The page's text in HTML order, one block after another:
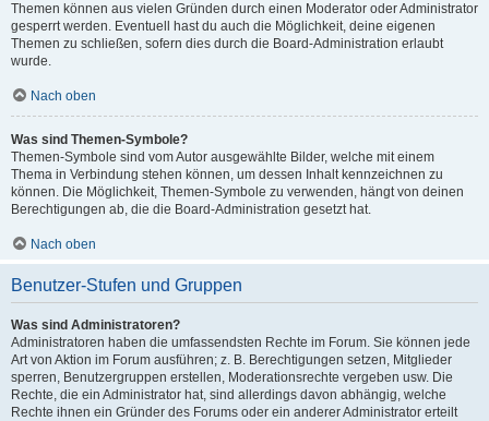
Themen können aus vielen Gründen durch einen Moderator oder Administrator
gesperrt werden. Eventuell hast du auch die Möglichkeit, deine eigenen
Themen zu schließen, sofern dies durch die Board-Administration erlaubt
wurde.
Nach oben
Was sind Themen-Symbole?
Themen-Symbole sind vom Autor ausgewählte Bilder, welche mit einem
Thema in Verbindung stehen können, um dessen Inhalt kennzeichnen zu
können. Die Möglichkeit, Themen-Symbole zu verwenden, hängt von deinen
Berechtigungen ab, die die Board-Administration gesetzt hat.
Nach oben
Benutzer-Stufen und Gruppen
Was sind Administratoren?
Administratoren haben die umfassendsten Rechte im Forum. Sie können jede
Art von Aktion im Forum ausführen; z. B. Berechtigungen setzen, Mitglieder
sperren, Benutzergruppen erstellen, Moderationsrechte vergeben usw. Die
Rechte, die ein Administrator hat, sind allerdings davon abhängig, welche
Rechte ihnen ein Gründer des Forums oder ein anderer Administrator erteilt